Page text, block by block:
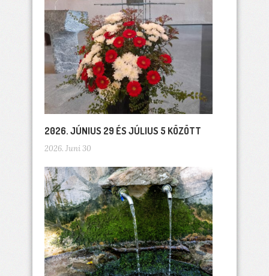
2026. JÚNIUS 29 ÉS JÚLIUS 5 KÖZÖTT
2026. Juni 30